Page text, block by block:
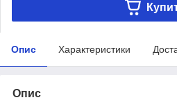
Опис Характеристики
Опис